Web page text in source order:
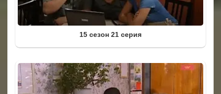
15 сезон 21 серия